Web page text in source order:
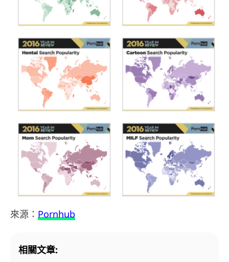
來源： Pornhub
相關文章: